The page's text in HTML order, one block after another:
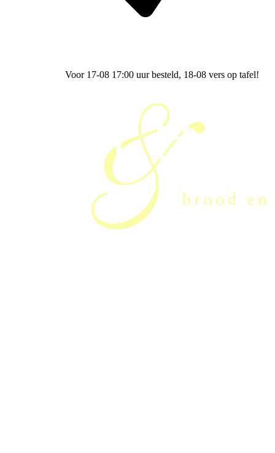
Voor 17-08 17:00 uur besteld, 18-08 vers op tafel!